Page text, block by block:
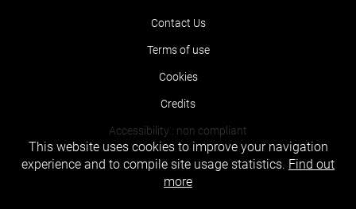
Contact Us
Terms of use
Cookies
Credits
Accessibility : non compliant
This website uses cookies to improve your navigation
experience and to compile site usage statistics. Find out
more